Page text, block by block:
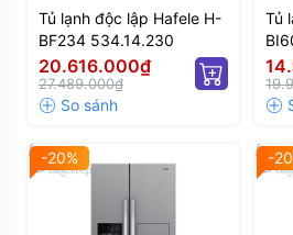
Tủ lạnh độc lập Hafele H-
BF234 534.14.230
20.616.000₫
27.489.000₫
Tủ
-20% -